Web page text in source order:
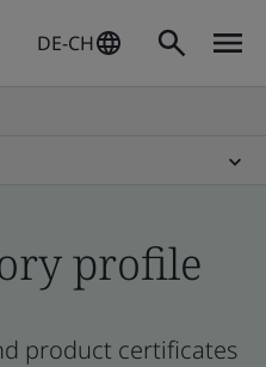
DE-CH
profile
product certificates